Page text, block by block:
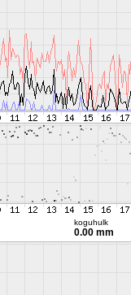
koguhulk
0.00 mm